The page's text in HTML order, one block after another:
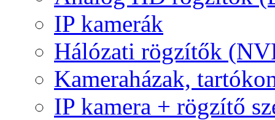
IP kamerák
Hálózati rögzítők
Kameraházak,
IP kamera + rögzítő